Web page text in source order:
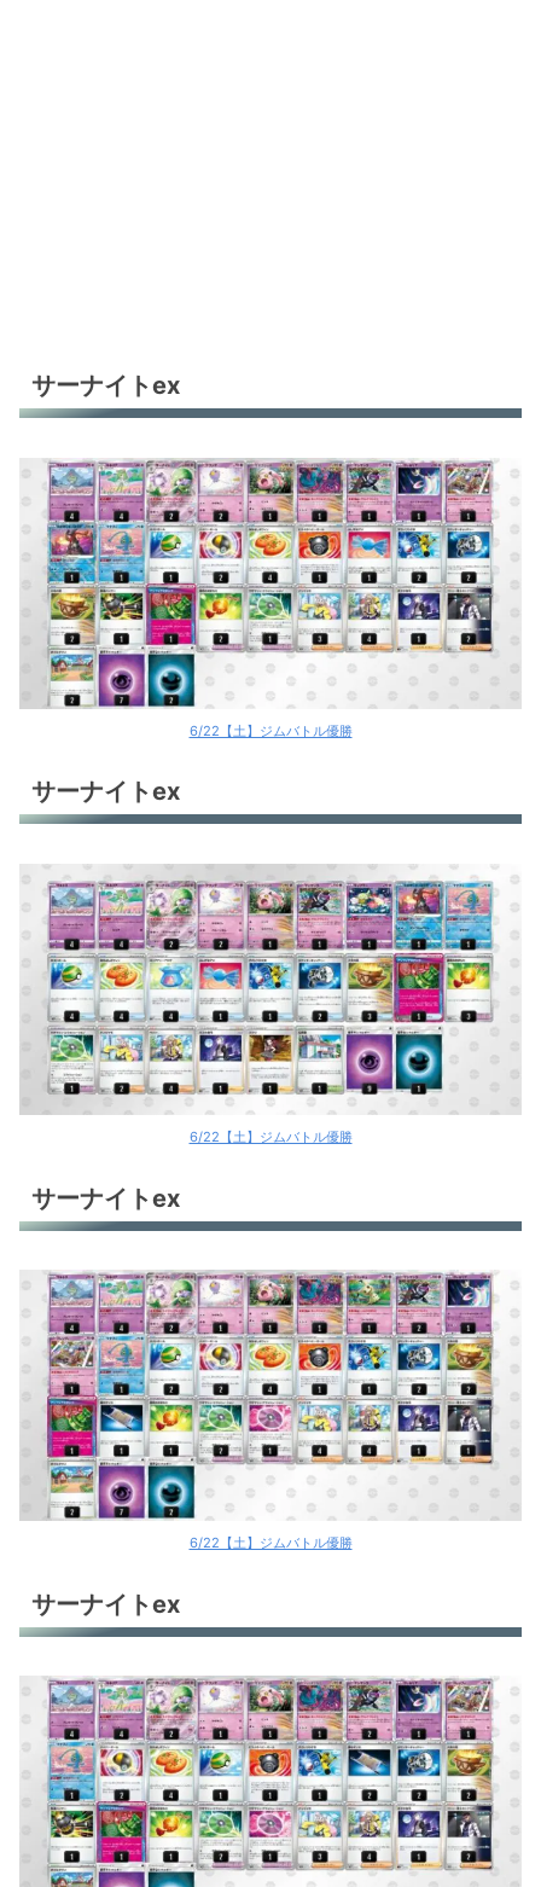
サーナイトex
6/22【土】ジムバトル優勝
サーナイトex
6/22【土】ジムバトル優勝
サーナイトex
6/22【土】ジムバトル優勝
サーナイトex